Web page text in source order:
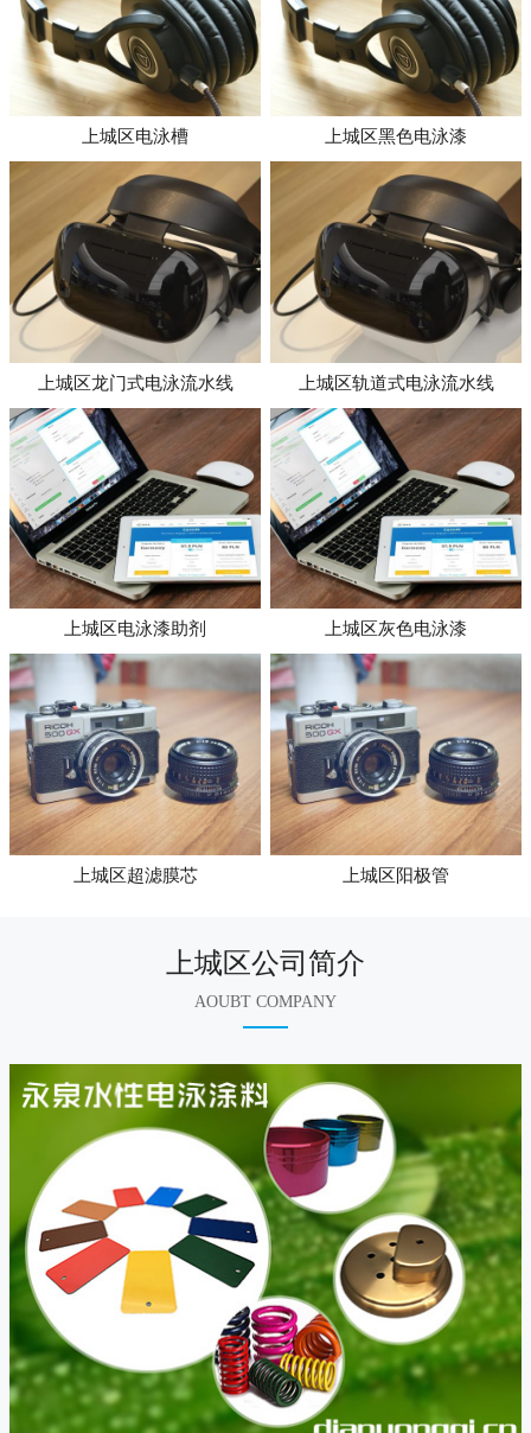
上城区电泳槽 上城区黑色电泳漆
上城区龙门式电泳流水线 上城区轨道式电泳流水线
上城区电泳漆助剂 上城区灰色电泳漆
上城区超滤膜芯 上城区阳极管
上城区公司简介
AOUBT COMPANY